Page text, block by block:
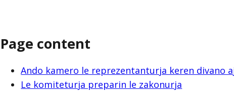
Page content
Ando kamero le reprezentanturja keren divano
Le komiteturja preparin le zakonurja